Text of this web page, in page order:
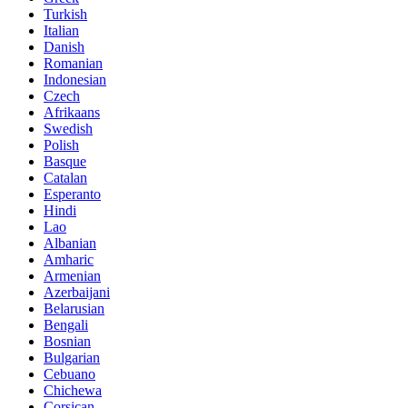
Turkish
Italian
Danish
Romanian
Indonesian
Czech
Afrikaans
Swedish
Polish
Basque
Catalan
Esperanto
Hindi
Lao
Albanian
Amharic
Armenian
Azerbaijani
Belarusian
Bengali
Bosnian
Bulgarian
Cebuano
Chichewa